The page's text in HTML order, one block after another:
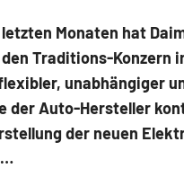
Monaten hat
Traditions-Konzern
unabhängiger
der Auto-Hersteller
der neuen